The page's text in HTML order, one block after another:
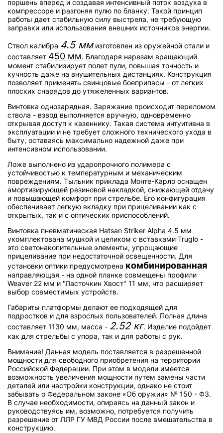
поршень вперед и создавая интенсивный поток воздуха в
компрессоре и разгоняя пулю по бланку. Такой принцип
работы дает стабильную силу выстрела, не требующую
заправки или использования внешних источников энергии.
Ствол калибра 4.5 ммизготовлен из оружейной стали и
составляет 450 мм. Благодаря нарезам вращающий
момент стабилизирует полет пули, повышая точность и
кучность даже на внушительных дистанциях. Конструкция
позволяет применять свинцовые боеприпасы - от легких
плоских снарядов до утяжеленных вариантов.
Винтовка однозарядная. Заряжание происходит переломом
ствола - взвод выполняется вручную, одновременно
открывая доступ к казеннику. Такая система интуитивна в
эксплуатации и не требует сложного технического ухода в
быту, оставаясь максимально надежной даже при
интенсивном использовании.
Ложе выполнено из ударопрочного полимера с
устойчивостью к температурным и механическим
повреждениям. Тыльник приклада Монте-Карло оснащен
амортизирующей резиновой накладкой, снижающей отдачу
и повышающей комфорт при стрельбе. Его конфигурация
обеспечивает легкую вкладку при прицеливании как с
открытых, так и с оптических приспособлений.
Винтовка пневматическая Hatsan Striker Alpha 4.5 мм
укомплектована мушкой и целиком с вставками Truglo -
это светонакопительные элементы, упрощающие
прицеливание при недостаточной освещенности. Для
установки оптики предусмотрена комбинированная
направляющая - на одной планке совмещены профили
Weaver 22 мм и "Ласточкин Хвост" 11 мм, что расширяет
выбор совместимых устройств.
Габариты платформы делают ее подходящей для
подростков и для взрослых пользователей. Полная длина
составляет 1130 мм, масса - 2.52 кг. Изделие подойдет
как для стрельбы с упора, так и для работы с рук.
Внимание! Данная модель поставляется в разрешенной
мощности для свободного приобретения на территории
Российской Федерации. При этом в модели имеется
возможность увеличения мощности путем замены части
деталей или настройки конструкции, однако не стоит
забывать о Федеральном законе «Об оружии» № 150 - ФЗ.
В случае необходимости, опираясь на данный закон и
руководствуясь им, возможно, потребуется получить
разрешение от ЛЛР ГУ МВД России после вмешательства в
конструкцию.